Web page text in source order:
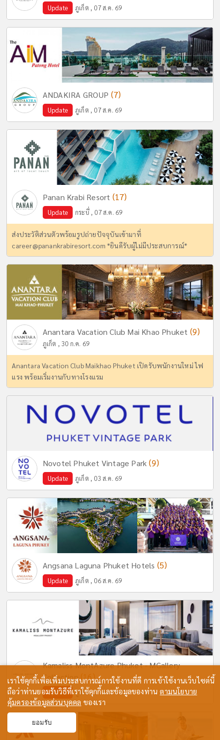
Update ภูเก็ต , 07 ส.ค. 69
ANDAKIRA GROUP (7)
Update ภูเก็ต , 07 ส.ค. 69
Panan Krabi Resort (17)
Update กระบี่ , 07 ส.ค. 69
ส่งประวัติส่วนตัวพร้อมรูปถ่ายปัจจุบันเข้ามาที่
career@panankrabiresort.com *ยินดีรับผู้ไม่มีประสบการณ์*
Anantara Vacation Club Mai Khao Phuket (9)
ภูเก็ต , 30 ก.ค. 69
Anantara Vacation Club Maikhao Phuket เปิดรับพนักงานใหม่ ไฟ
แรง พร้อมเริ่มงานกับทางโรงแรม
Novotel Phuket Vintage Park(9)
Update ภูเก็ต , 03 ส.ค. 69
Angsana Laguna Phuket Hotels (5)
Update ภูเก็ต , 06 ส.ค. 69
Kamaliss MontAzure Phuket - MGallery
Collection(16)
Update ภูเก็ต , 07 ส.ค. 69
เราใช้คุกกี้เพื่อเพิ่มประสบการณ์การใช้งานที่ดี การเข้าใช้งานเว็บไซต์นี้
ถือว่าท่านยอมรับวิธีที่เราใช้คุกกี้และข้อมูลของท่านตามนโยบาย
คุ้มครองข้อมูลส่วนบุคคล ของเรา
ยอมรับ